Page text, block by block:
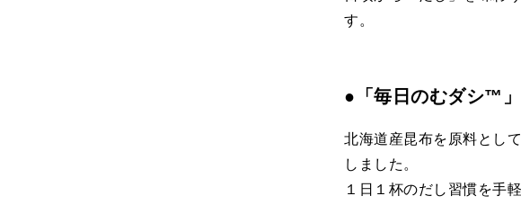
す。
●「毎日のむダシ™
北海道産昆布を原料とし
しました。
１日１杯のだし習慣を手